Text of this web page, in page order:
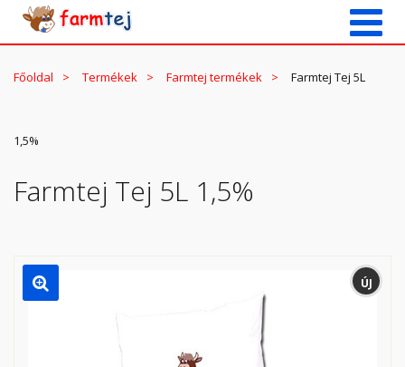
Főoldal Termékek Farmtej termékek Farmtej Tej 5L
1,5%
Farmtej Tej 5L 1,5%
ÚJ